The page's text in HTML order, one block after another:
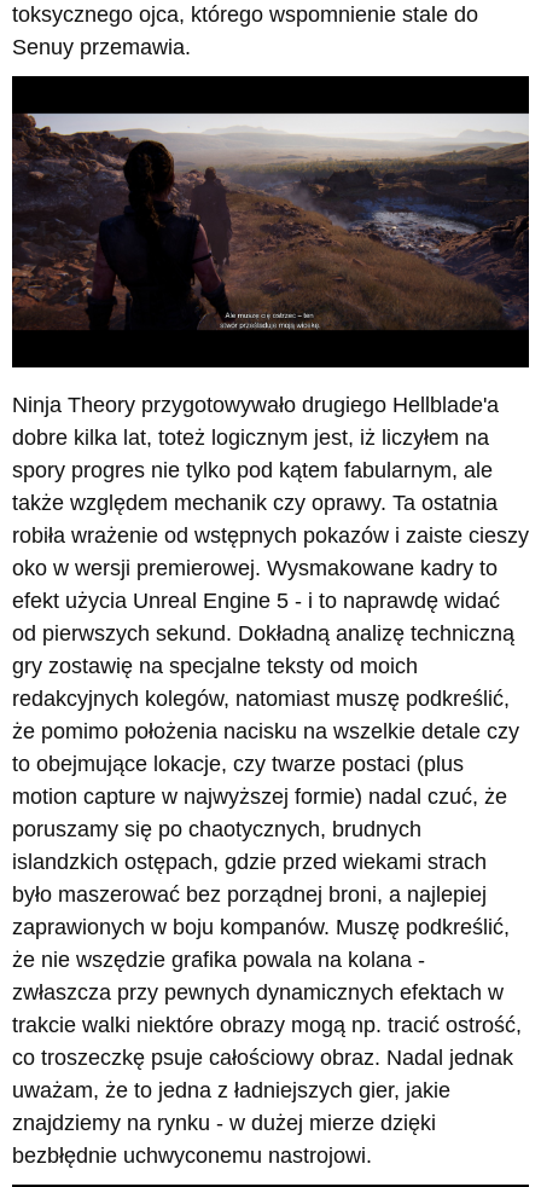
toksycznego ojca, którego wspomnienie stale do
Senuy przemawia.
Ninja Theory przygotowywało drugiego Hellblade'a
dobre kilka lat, toteż logicznym jest, iż liczyłem na
spory progres nie tylko pod kątem fabularnym, ale
także względem mechanik czy oprawy. Ta ostatnia
robiła wrażenie od wstępnych pokazów i zaiste cieszy
oko w wersji premierowej. Wysmakowane kadry to
efekt użycia Unreal Engine 5 - i to naprawdę widać
od pierwszych sekund. Dokładną analizę techniczną
gry zostawię na specjalne teksty od moich
redakcyjnych kolegów, natomiast muszę podkreślić,
że pomimo położenia nacisku na wszelkie detale czy
to obejmujące lokacje, czy twarze postaci (plus
motion capture w najwyższej formie) nadal czuć, że
poruszamy się po chaotycznych, brudnych
islandzkich ostępach, gdzie przed wiekami strach
było maszerować bez porządnej broni, a najlepiej
zaprawionych w boju kompanów. Muszę podkreślić,
że nie wszędzie grafika powala na kolana -
zwłaszcza przy pewnych dynamicznych efektach w
trakcie walki niektóre obrazy mogą np. tracić ostrość,
co troszeczkę psuje całościowy obraz. Nadal jednak
uważam, że to jedna z ładniejszych gier, jakie
znajdziemy na rynku - w dużej mierze dzięki
bezbłędnie uchwyconemu nastrojowi.